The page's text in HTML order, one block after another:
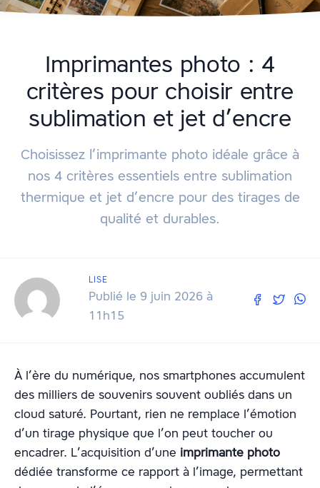
Imprimantes photo : 4
critères pour choisir entre
sublimation et jet d’encre
Choisissez l’imprimante photo idéale grâce à
nos 4 critères essentiels entre sublimation
thermique et jet d’encre pour des tirages de
qualité et durables.
LISE
Publié le 9 juin 2026 à
11h15
À l’ère du numérique, nos smartphones accumulent
des milliers de souvenirs souvent oubliés dans un
cloud saturé. Pourtant, rien ne remplace l’émotion
d’un tirage physique que l’on peut toucher ou
encadrer. L’acquisition d’une imprimante photo
dédiée transforme ce rapport à l’image, permettant